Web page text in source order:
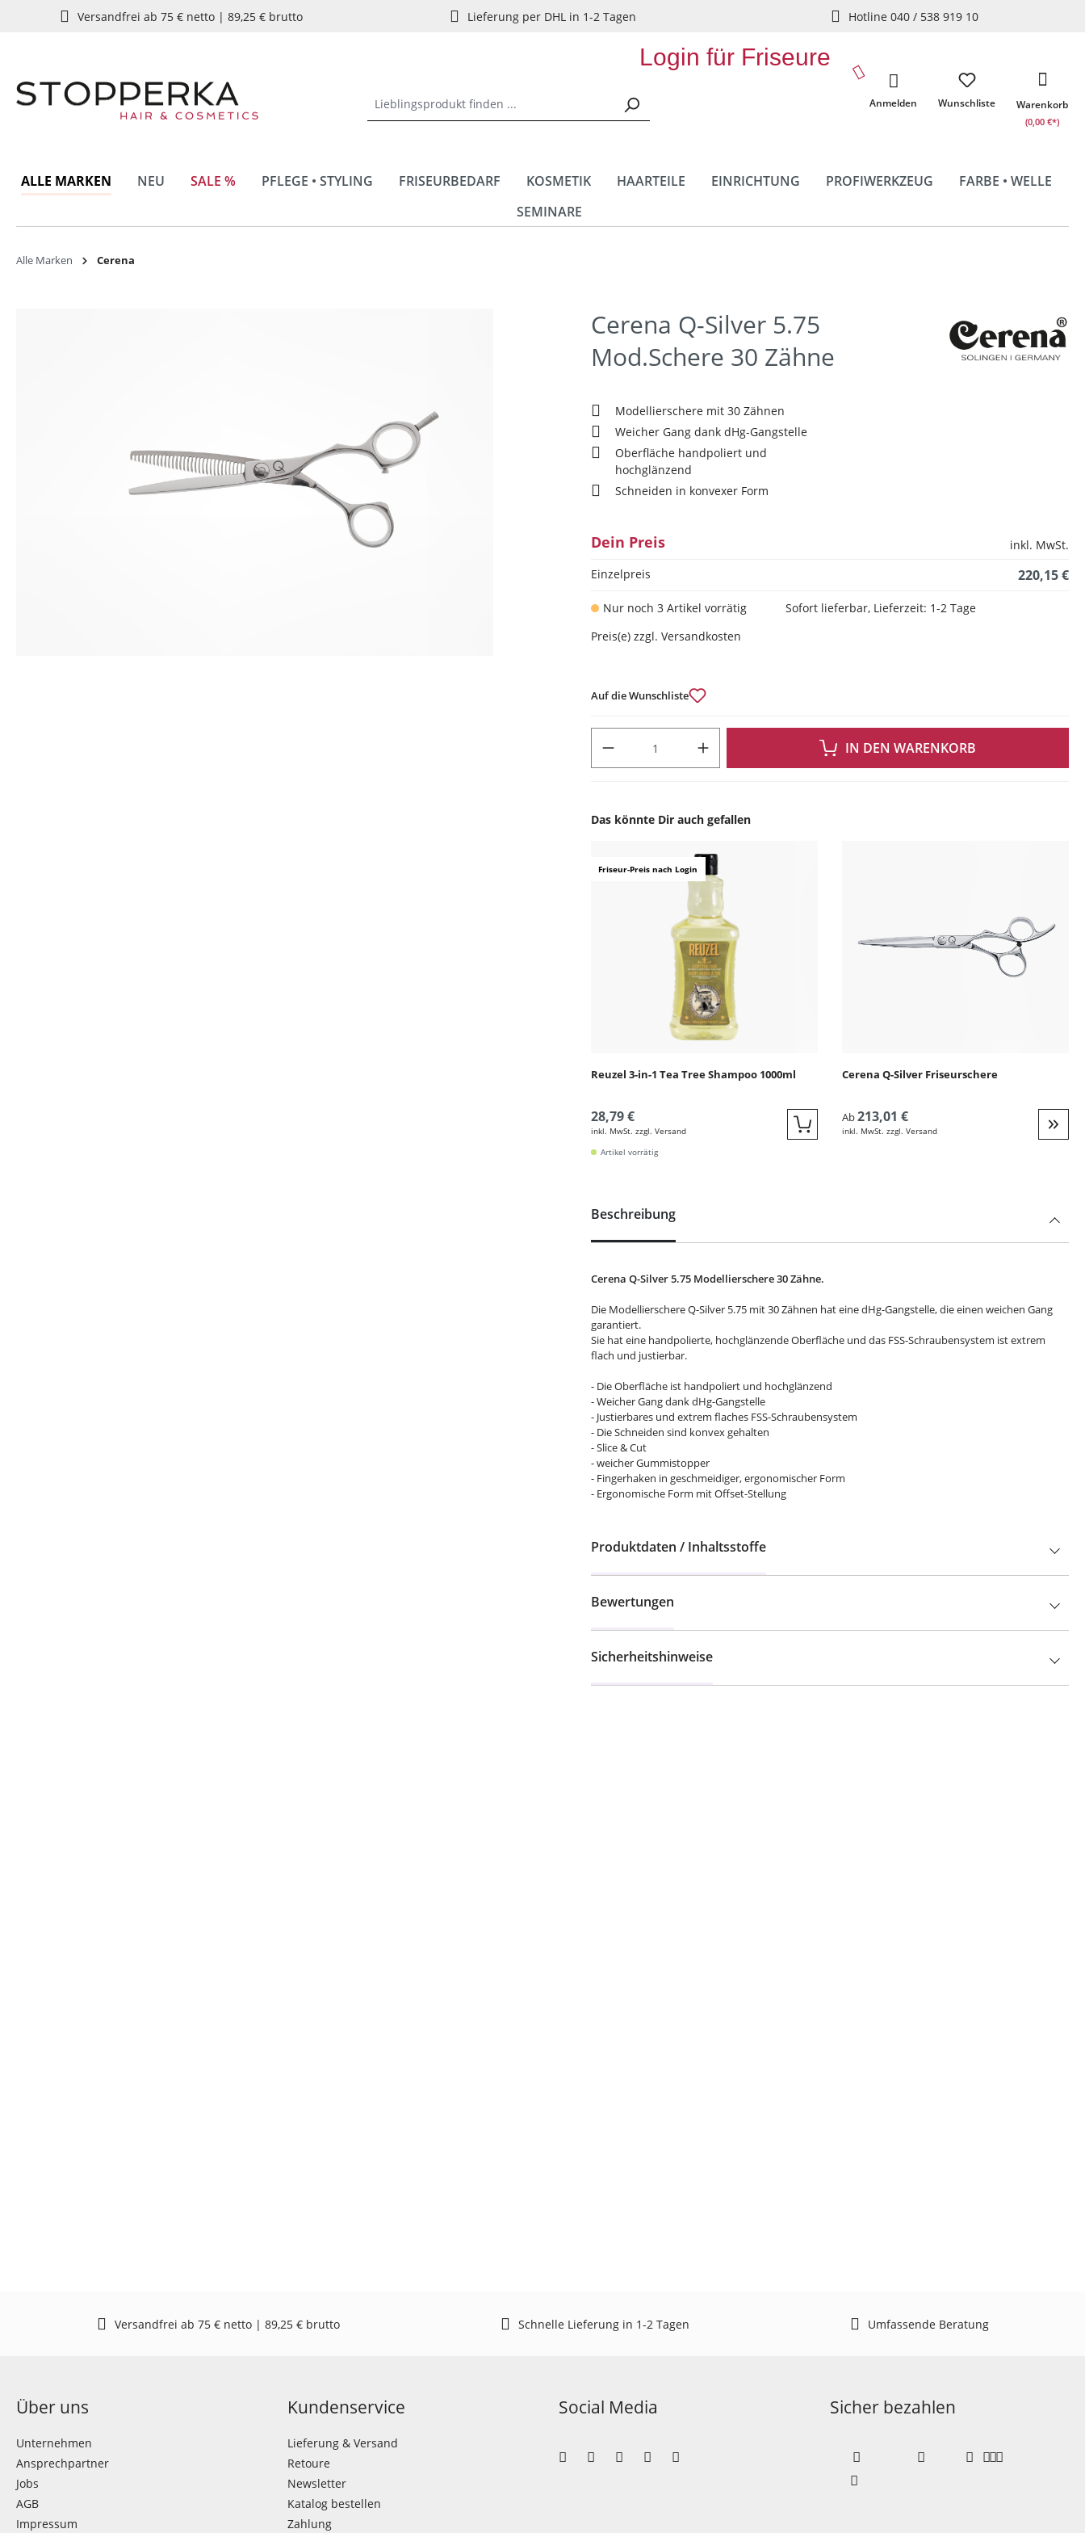
Zur Hauptnavigation springen
Versandfrei ab 75 € netto | 89,25 € brutto Lieferung per DHL in 1-2 Tagen Hotline 040 / 538 919 10
Login für Friseure
Wunschliste
Anmelden Warenkorb
(0,00 €*)
ALLE MARKEN NEU SALE % PFLEGE • STYLING FRISEURBEDARF KOSMETIK HAARTEILE EINRICHTUNG PROFIWERKZEUG
FARBE • WELLE
SEMINARE
Alle Marken Cerena
Cerena Q-Silver 5.75
Mod.Schere 30 Zähne
Modellierschere mit 30 Zähnen
Weicher Gang dank dHg-Gangstelle
Oberfläche handpoliert und
hochglänzend
Schneiden in konvexer Form
Dein Preis
inkl. MwSt.
Einzelpreis
220,15 €
Nur noch 3 Artikel vorrätig
Sofort lieferbar, Lieferzeit: 1-2 Tage
Preis(e) zzgl. Versandkosten
Auf die Wunschliste
IN DEN WARENKORB
Das könnte Dir auch gefallen
Friseur-Preis nach Login
Reuzel 3-in-1 Tea Tree Shampoo 1000ml
28,79 €
inkl. MwSt. zzgl. Versand Quickbuy
Artikel vorrätig
Cerena Q-Silver Friseurschere
Ab213,01 €
inkl. MwSt. zzgl. Versand
Beschreibung
Cerena Q-Silver 5.75 Modellierschere 30 Zähne.
Die Modellierschere Q-Silver 5.75 mit 30 Zähnen hat eine dHg-Gangstelle, die einen weichen Gang
garantiert.
Sie hat eine handpolierte, hochglänzende Oberfläche und das FSS-Schraubensystem ist extrem
flach und justierbar.
- Die Oberfläche ist handpoliert und hochglänzend
- Weicher Gang dank dHg-Gangstelle
- Justierbares und extrem flaches FSS-Schraubensystem
- Die Schneiden sind konvex gehalten
- Slice & Cut
- weicher Gummistopper
- Fingerhaken in geschmeidiger, ergonomischer Form
- Ergonomische Form mit Offset-Stellung
Produktdaten / Inhaltsstoffe
Bewertungen
Sicherheitshinweise
Versandfrei ab 75 € netto | 89,25 € brutto Schnelle Lieferung in 1-2 Tagen Umfassende Beratung
Über uns
Unternehmen
Ansprechpartner
Jobs
AGB
Impressum
Kundenservice
Lieferung & Versand
Retoure
Newsletter
Katalog bestellen
Zahlung
Social Media Sicher bezahlen